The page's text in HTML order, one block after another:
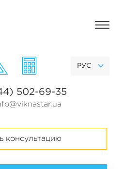
РУС
502-69-35
консультацию